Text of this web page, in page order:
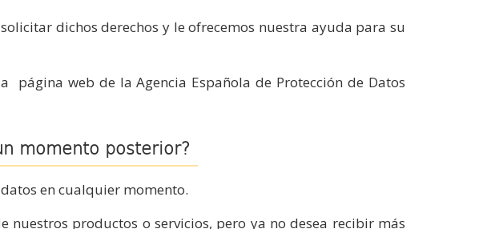
dichos derechos y le ofrecemos nuestra ayuda para su
página web de la Agencia Española de Protección de Datos
momento posterior?
en cualquier momento.
productos o servicios, pero ya no desea recibir más